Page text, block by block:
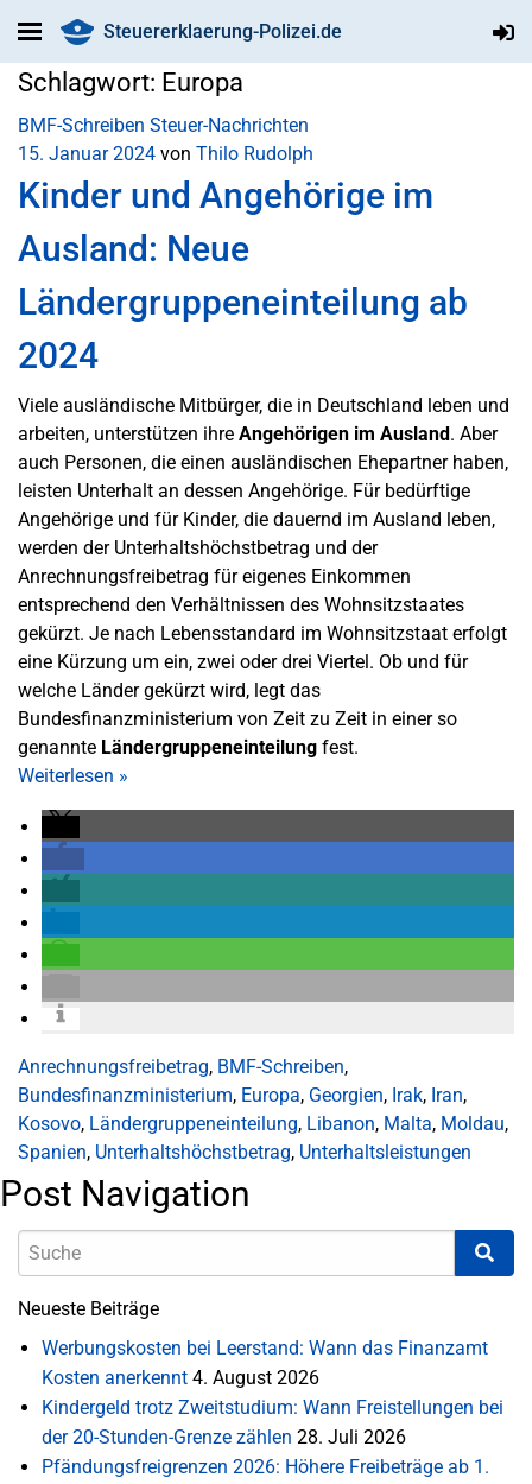
Steuererklaerung-Polizei.de
Schlagwort: Europa
BMF-Schreiben Steuer-Nachrichten
15. Januar 2024 von Thilo Rudolph
Kinder und Angehörige im
Ausland: Neue
Ländergruppeneinteilung ab
2024
Viele ausländische Mitbürger, die in Deutschland leben und
arbeiten, unterstützen ihre Angehörigen im Ausland. Aber
auch Personen, die einen ausländischen Ehepartner haben,
leisten Unterhalt an dessen Angehörige. Für bedürftige
Angehörige und für Kinder, die dauernd im Ausland leben,
werden der Unterhaltshöchstbetrag und der
Anrechnungsfreibetrag für eigenes Einkommen
entsprechend den Verhältnissen des Wohnsitzstaates
gekürzt. Je nach Lebensstandard im Wohnsitzstaat erfolgt
eine Kürzung um ein, zwei oder drei Viertel. Ob und für
welche Länder gekürzt wird, legt das
Bundesfinanzministerium von Zeit zu Zeit in einer so
genannte Ländergruppeneinteilung fest.
Weiterlesen »
Anrechnungsfreibetrag, BMF-Schreiben,
Bundesfinanzministerium, Europa, Georgien, Irak, Iran,
Kosovo, Ländergruppeneinteilung, Libanon, Malta, Moldau,
Spanien, Unterhaltshöchstbetrag, Unterhaltsleistungen
Post Navigation
Neueste Beiträge
Werbungskosten bei Leerstand: Wann das Finanzamt
Kosten anerkennt 4. August 2026
Kindergeld trotz Zweitstudium: Wann Freistellungen bei
der 20-Stunden-Grenze zählen 28. Juli 2026
Pfändungsfreigrenzen 2026: Höhere Freibeträge ab 1.